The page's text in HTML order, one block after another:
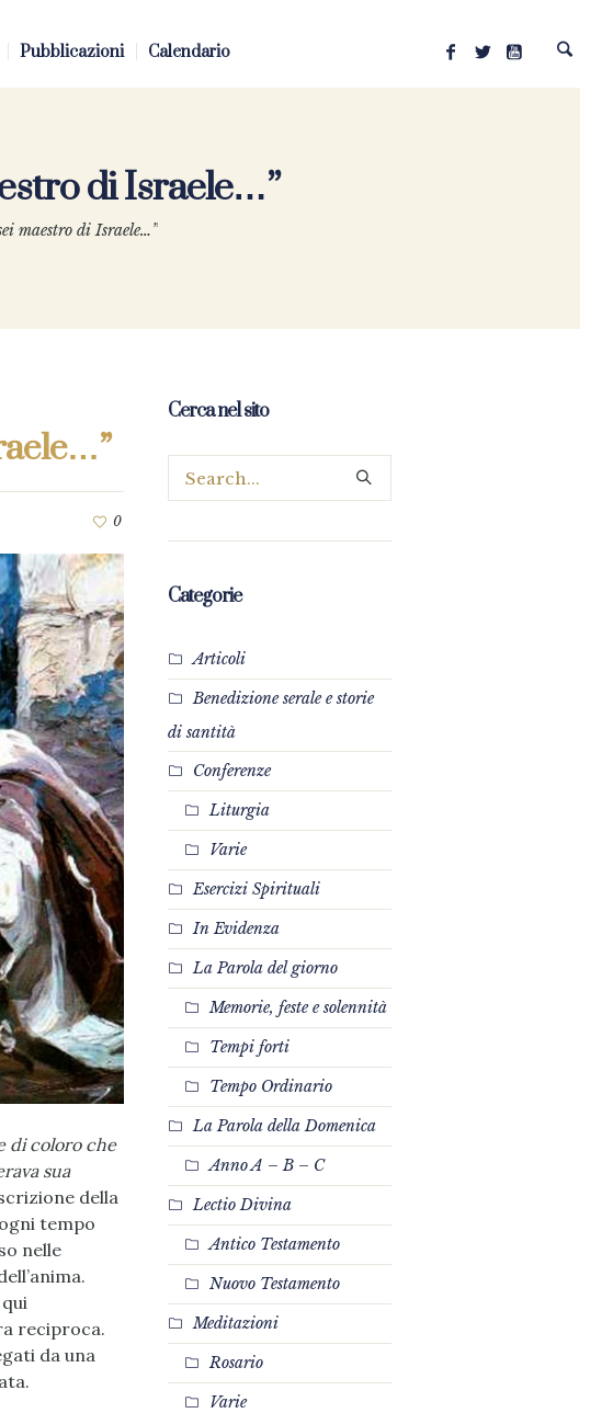
Pubblicazioni Calendario
di Israele…”
maestro di Israele…”
0
di coloro che
sua
della
tempo
nelle
reciproca.
da una
Cerca nel sito
Categorie
Articoli
Benedizione serale e storie
di santità
Conferenze
Liturgia
Varie
Esercizi Spirituali
In Evidenza
La Parola del giorno
Memorie, feste e solennità
Tempi forti
Tempo Ordinario
La Parola della Domenica
Anno A – B – C
Lectio Divina
Antico Testamento
Nuovo Testamento
Meditazioni
Rosario
Varie